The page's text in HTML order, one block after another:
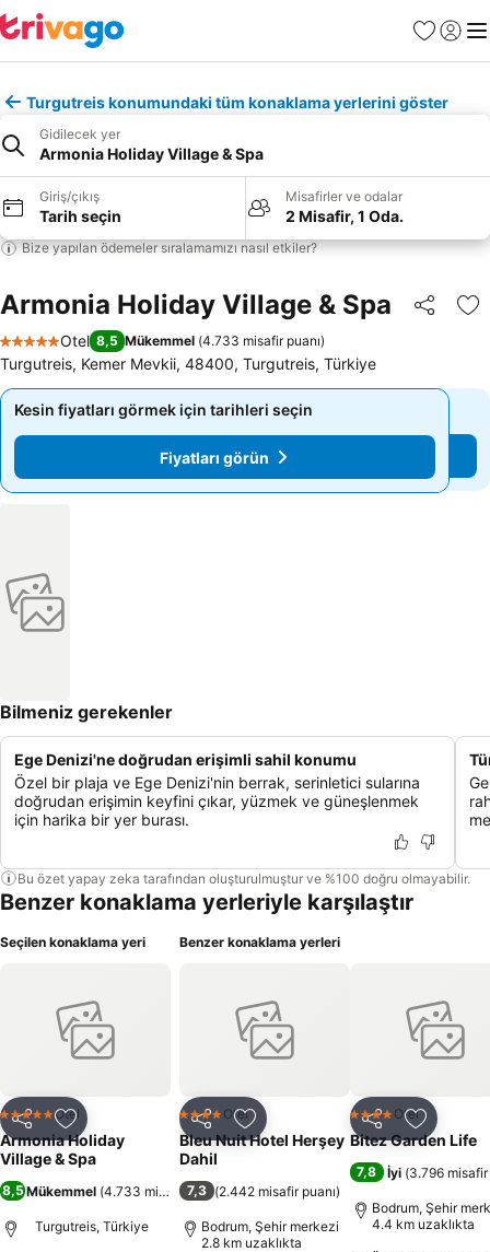
Favoriler
Giriş
Turgutreis konumundaki tüm konaklama yerlerini göster
Gidilecek yer
Armonia Holiday Village & Spa
Giriş/çıkış
Tarih seçin
Misafirler ve odalar
2 Misafir, 1 Oda.
Bize yapılan ödemeler sıralamamızı nasıl etkiler?
Armonia Holiday Village & Spa Paylaş
5 Yıldız
Otel 8,5 Mükemmel (4.733 misafir puanı)
Turgutreis, Kemer Mevkii, 48400, Turgutreis, Türkiye
Kesin fiyatları görmek için tarihleri seçin
Fiyatları görün
Kesin fiyatları görmek için tarihleri seçin
Fiyatları görün
Bilmeniz gerekenler
Ege Denizi'ne doğrudan erişimli sahil konumu
Özel bir plaja ve Ege Denizi'nin berrak, serinletici sularına
doğrudan erişimin keyfini çıkar, yüzmek ve güneşlenmek
için harika bir yer burası.
Bu özet yapay zeka tarafından oluşturulmuştur ve %100 doğru olmayabilir.
Benzer konaklama yerleriyle karşılaştır
Seçilen konaklama yeri
Paylaş Favorilerime ekle
5 Yıldız Otel
Armonia Holiday
Village & Spa
8,5Mükemmel (4.733 misafir puanı)
Turgutreis, Türkiye
Benzer konaklama yerleri
Paylaş Favorilerime ekle
4 Yıldız Otel
Bleu Nuit Hotel Herşey
Dahil
7,3 (2.442 misafir puanı)
Bodrum, Şehir merkezi
2.8 km uzaklıkta
Paylaş
4 Yıldız Otel
Bitez Garden Life
7,8 İyi (3.796 misafir
Bodrum, Şehir
4.4 km uzaklıkta